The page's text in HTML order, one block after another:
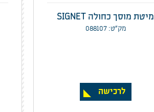
מיטת מוסך כחולה SIGNET
מק”ט: 088107
לרכישה